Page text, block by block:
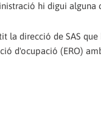
hi digui alguna
la direcció de SAS
d'ocupació (ERO)